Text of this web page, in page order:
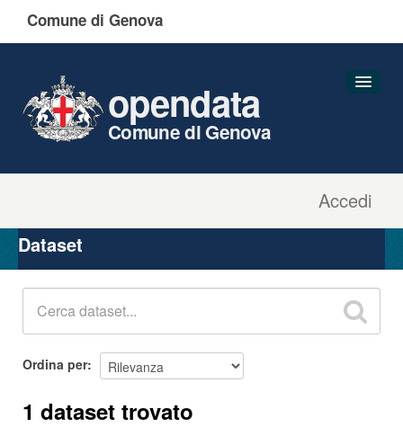
Comune di Genova
Accedi
opendata
Comune di Genova
Organizzazioni
Gruppi
Dataset
Ordina per
1 dataset trovato